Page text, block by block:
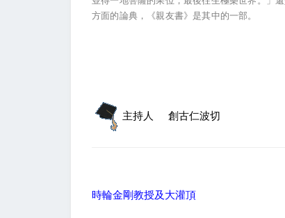
方面的論典，《親友書》是其中的一部。
主持人 創古仁波切
時輪金剛教授及大灌頂